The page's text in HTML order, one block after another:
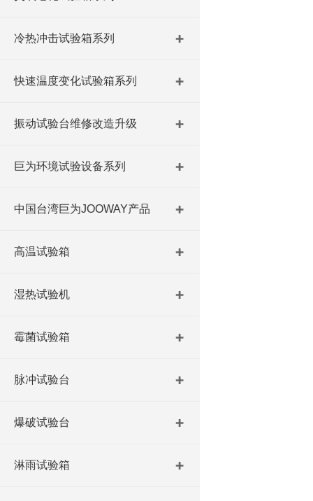
冷热冲击试验箱系列
快速温度变化试验箱系列
振动试验台维修改造升级
巨为环境试验设备系列
中国台湾巨为JOOWAY产品
高温试验箱
湿热试验机
霉菌试验箱
脉冲试验台
爆破试验台
淋雨试验箱